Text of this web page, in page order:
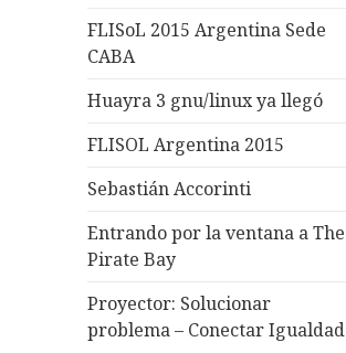
FLISoL 2015 Argentina Sede
CABA
Huayra 3 gnu/linux ya llegó
FLISOL Argentina 2015
Sebastián Accorinti
Entrando por la ventana a The
Pirate Bay
Proyector: Solucionar
problema – Conectar Igualdad